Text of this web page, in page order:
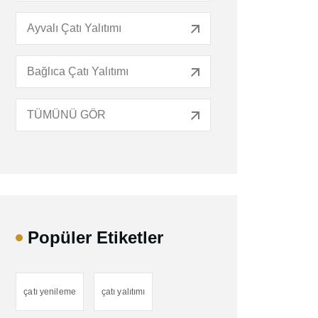
Ayvalı Çatı Yalıtımı
Bağlıca Çatı Yalıtımı
TÜMÜNÜ GÖR
Popüler Etiketler
çatı yenileme çatı yalıtımı